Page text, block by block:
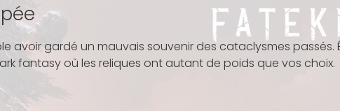
avoir gardé un mauvais souvenir des cataclysmes passés.
fantasy où les reliques ont autant de poids que vos choix.